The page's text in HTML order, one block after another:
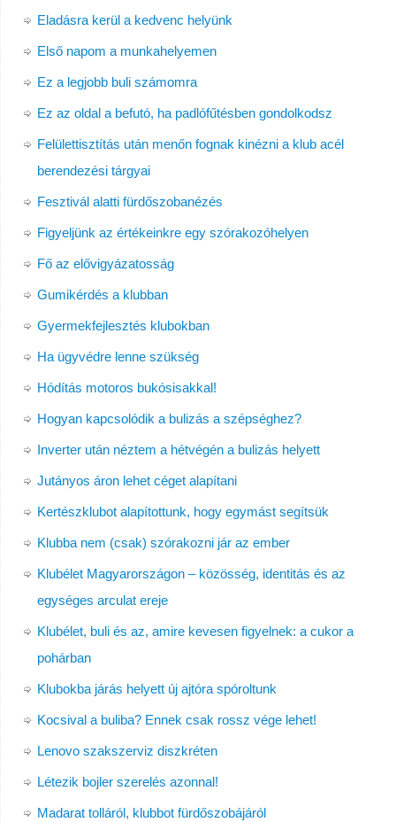
Eladásra kerül a kedvenc helyünk
Első napom a munkahelyemen
Ez a legjobb buli számomra
Ez az oldal a befutó, ha padlófűtésben gondolkodsz
Felülettisztítás után menőn fognak kinézni a klub acél
berendezési tárgyai
Fesztivál alatti fürdőszobanézés
Figyeljünk az értékeinkre egy szórakozóhelyen
Fő az elővigyázatosság
Gumikérdés a klubban
Gyermekfejlesztés klubokban
Ha ügyvédre lenne szükség
Hódítás motoros bukósisakkal!
Hogyan kapcsolódik a bulizás a szépséghez?
Inverter után néztem a hétvégén a bulizás helyett
Jutányos áron lehet céget alapítani
Kertészklubot alapítottunk, hogy egymást segítsük
Klubba nem (csak) szórakozni jár az ember
Klubélet Magyarországon – közösség, identitás és az
egységes arculat ereje
Klubélet, buli és az, amire kevesen figyelnek: a cukor a
pohárban
Klubokba járás helyett új ajtóra spóroltunk
Kocsival a buliba? Ennek csak rossz vége lehet!
Lenovo szakszerviz diszkréten
Létezik bojler szerelés azonnal!
Madarat tolláról, klubbot fürdőszobájáról